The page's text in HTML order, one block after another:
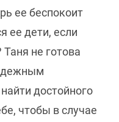
ее беспокоит
ее дети, если
не готова
достойного
чтобы в случае